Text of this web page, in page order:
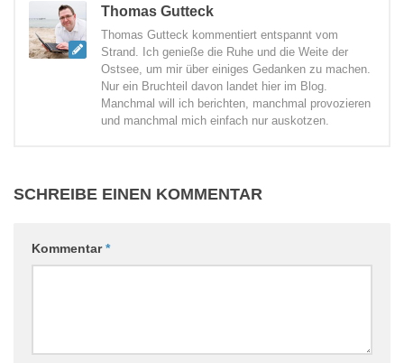
Thomas Gutteck
Thomas Gutteck kommentiert entspannt vom
Strand. Ich genieße die Ruhe und die Weite der
Ostsee, um mir über einiges Gedanken zu machen.
Nur ein Bruchteil davon landet hier im Blog.
Manchmal will ich berichten, manchmal provozieren
und manchmal mich einfach nur auskotzen.
SCHREIBE EINEN KOMMENTAR
Kommentar*